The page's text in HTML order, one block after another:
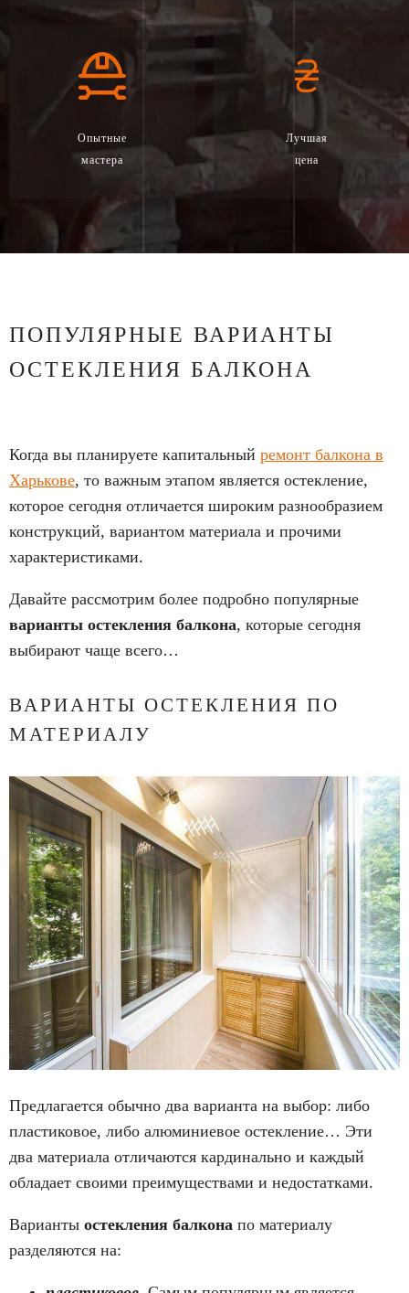
Опытные
мастера
Лучшая
цена
ПОПУЛЯРНЫЕ ВАРИАНТЫ
ОСТЕКЛЕНИЯ БАЛКОНА
Когда вы планируете капитальный ремонт балкона в
Харькове, то важным этапом является остекление,
которое сегодня отличается широким разнообразием
конструкций, вариантом материала и прочими
характеристиками.
Давайте рассмотрим более подробно популярные
варианты остекления балкона, которые сегодня
выбирают чаще всего…
ВАРИАНТЫ ОСТЕКЛЕНИЯ ПО
МАТЕРИАЛУ
Предлагается обычно два варианта на выбор: либо
пластиковое, либо алюминиевое остекление… Эти
два материала отличаются кардинально и каждый
обладает своими преимуществами и недостатками.
Варианты остекления балкона по материалу
разделяются на: